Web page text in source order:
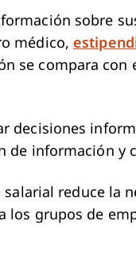
sobre
médico,
se compara
decisiones
de información y
reduce la
los grupos de